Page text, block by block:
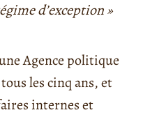
d’exception »
Agence politique
les cinq ans, et
internes et